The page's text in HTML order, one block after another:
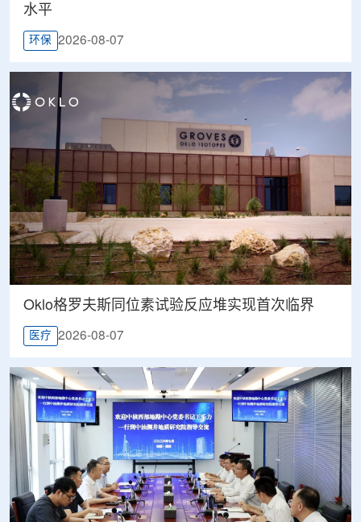
水平
环保 2026-08-07
Oklo格罗夫斯同位素试验反应堆实现首次临界
医疗 2026-08-07